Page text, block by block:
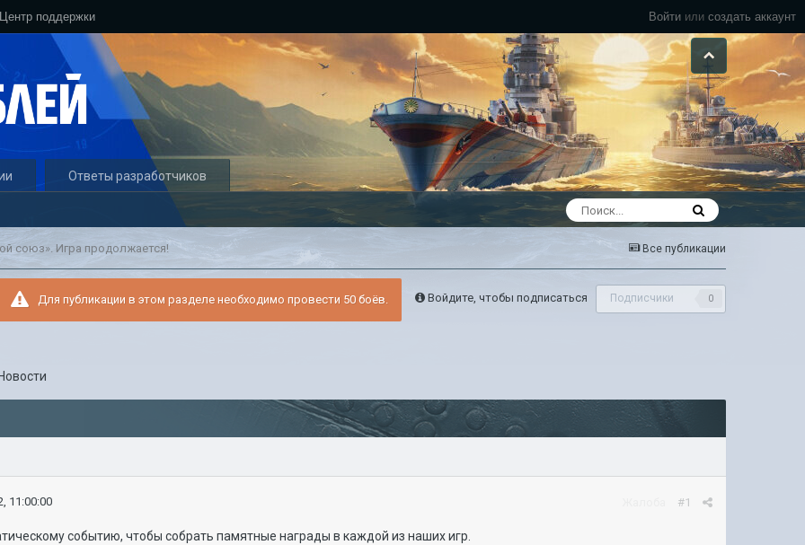
Войти или создать аккаунт
Центр поддержки
Ответы разработчиков
Все публикации
союз». Игра продолжается!
Войдите, чтобы подписаться Подписчики 0
Для публикации в этом разделе необходимо провести 50 боёв.
#1
11:00:00
событию, чтобы собрать памятные награды в каждой из наших игр.